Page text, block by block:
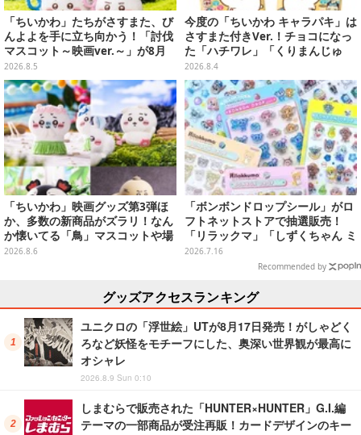
「ちいかわ」たちがさすまた、び
んよよを手に立ち向かう！「討伐
マスコット～映画ver.～」が8月
中旬より順次展開
2026.8.5
今度の「ちいかわ キャラパキ」は
さすまた付きVer.！チョコになっ
た「ハチワレ」「くりまんじゅ
う」たちも可愛い全8種
2026.8.4
「ちいかわ」映画グッズ第3弾ほ
か、多数の新商品がズラリ！なん
か懐いてる「鳥」マスコットや場
面写アイテムなど必見のラインナ
2026.8.6
「ボンボンドロップシール」がロ
フトネットストアで抽選販売！
「リラックマ」「しずくちゃん ミ
ニ」など全12種をラインナップ
2026.7.16
Recommended by
グッズアクセスランキング
ユニクロの「浮世絵」UTが8月17日発売！がしゃどく
ろなど妖怪をモチーフにした、奥深い世界観が最高に
オシャレ
2026.8.9 Sun 0:10
しまむらで販売された「HUNTER×HUNTER」G.I.編
テーマの一部商品が受注再販！カードデザインのキー